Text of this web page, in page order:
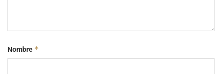
Nombre *